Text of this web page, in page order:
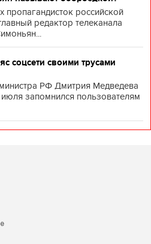
пропагандисток российской
редактор телеканала
соцсети своими трусами
РФ Дмитрия Медведева
запомнился пользователям